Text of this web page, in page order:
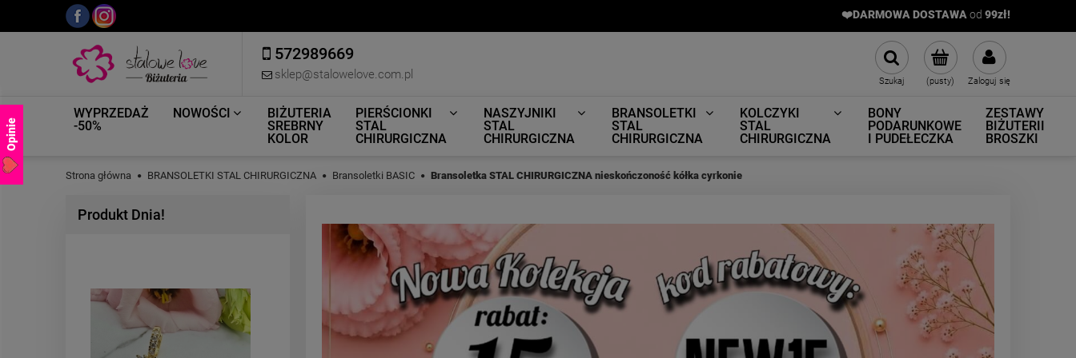
❤️DARMOWA DOSTAWA od 99zł!
572989669
sklep@stalowelove.com.pl (pusty) Zaloguj się
Szukaj
WYPRZEDAŻ
-50%
NOWOŚCI
BIŻUTERIA
SREBRNY
KOLOR
PIERŚCIONKI
STAL
CHIRURGICZNA
NASZYJNIKI
STAL
CHIRURGICZNA
BRANSOLETKI
STAL
CHIRURGICZNA
KOLCZYKI
STAL
CHIRURGICZNA
BONY
PODARUNKOWE
I PUDEŁECZKA
ZESTAWY
BIŻUTERII
BROSZKI
Strona główna BRANSOLETKI STAL CHIRURGICZNA Bransoletki BASIC Bransoletka STAL CHIRURGICZNA nieskończoność kółka cyrkonie
Produkt Dnia!
Opinie